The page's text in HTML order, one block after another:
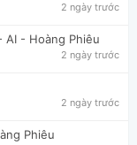
2 ngày trước
AI - Hoàng Phiêu
2 ngày trước
2 ngày trước
Phiêu